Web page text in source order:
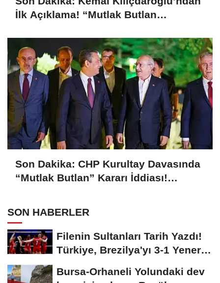
İlk Açıklama! “Mutlak Butlan
Son Dakika: CHP Kurultay Davasında
“Mutlak Butlan” Kararı İddiası!
SON HABERLER
Filenin Sultanları Tarih Yazdı!
Türkiye, Brezilya'yı 3-1 Yenerek
Bursa-Orhaneli Yolundaki dev